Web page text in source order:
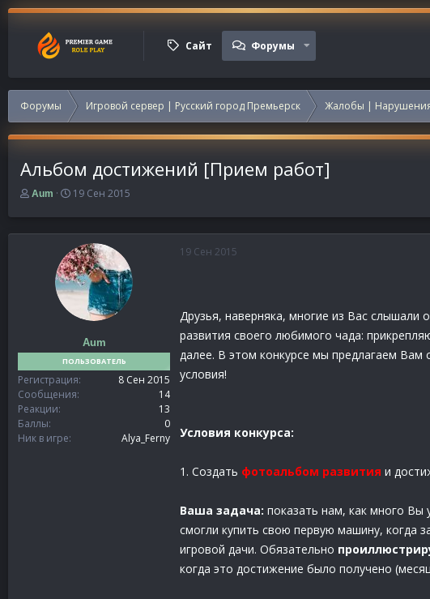
Сайт Форумы
Форумы Игровой сервер | Русский город Премьерск Жалобы |
Альбом достижений [Прием работ]
А
т
о
Aum
Д
т
а
н
а
ч
а
19 Сен 2015
Aum
ПОЛЬЗОВАТЕЛЬ
Регистрация
8 Сен 2015
Сообщения
14
Реакции
13
Баллы
0
Ник в игре
Alya_Ferny
19 Сен 2015
Друзья, наверняка, многие из Вас слышали
развития своего любимого чада:
далее. В этом конкурсе мы предлагаем Вам
условия!
Условия конкурса:
1. Создать фотоальбом развития и
Ваша задача: показать нам, как много Вы
смогли купить свою первую машину, когда
игровой дачи. Обязательно
когда это достижение было получено